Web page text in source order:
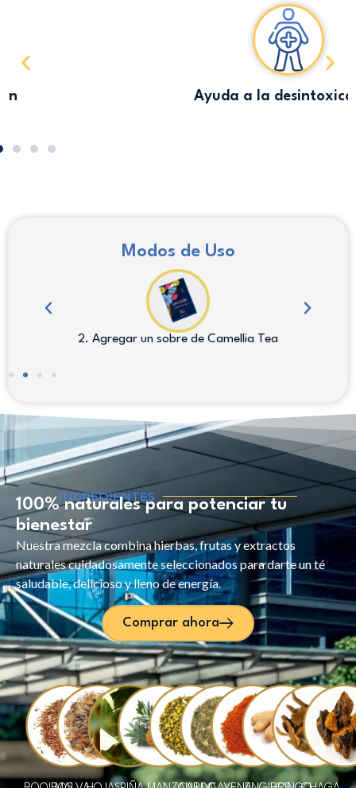
Ayuda a la desintoxicación
Modos de Uso
2. Agregar un sobre de Camellia Tea
INGREDIENTES
100% naturales para potenciar tu
bienestar
Nuestra mezcla combina hierbas, frutas y extractos
naturales cuidadosamente seleccionados para darte un té
saludable, delicioso y lleno de energía.
Comprar ahora